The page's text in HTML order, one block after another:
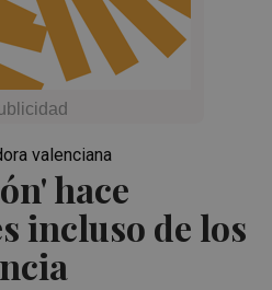
hace
incluso de los
valenciana